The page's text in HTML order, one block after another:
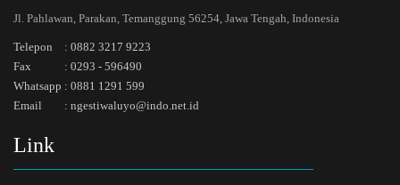
Jl. Pahlawan, Parakan, Temanggung 56254, Jawa Tengah, Indonesia
Telepon : 0882 3217 9223
Fax
: 0293 - 596490
Whatsapp : 0881 1291 599
Email
: ngestiwaluyo@indo.net.id
Link